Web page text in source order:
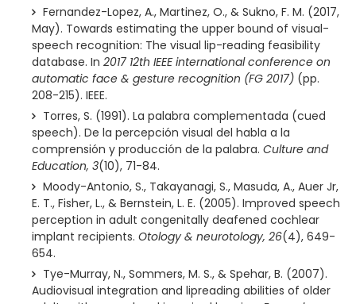
Fernandez-Lopez, A., Martinez, O., & Sukno, F. M. (2017,
May). Towards estimating the upper bound of visual-
speech recognition: The visual lip-reading feasibility
database. In 2017 12th IEEE international conference on
automatic face & gesture recognition (FG 2017) (pp.
208-215). IEEE.
Torres, S. (1991). La palabra complementada (cued
speech). De la percepción visual del habla a la
comprensión y producción de la palabra. Culture and
Education, 3(10), 71-84.
Moody-Antonio, S., Takayanagi, S., Masuda, A., Auer Jr,
E. T., Fisher, L., & Bernstein, L. E. (2005). Improved speech
perception in adult congenitally deafened cochlear
implant recipients. Otology & neurotology, 26(4), 649-
654.
Tye-Murray, N., Sommers, M. S., & Spehar, B. (2007).
Audiovisual integration and lipreading abilities of older